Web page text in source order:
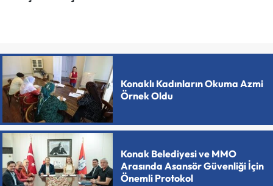
Konaklı Kadınların Okuma Azmi
Örnek Oldu
Konak Belediyesi ve MMO
Arasında Asansör Güvenliği İçin
Önemli Protokol